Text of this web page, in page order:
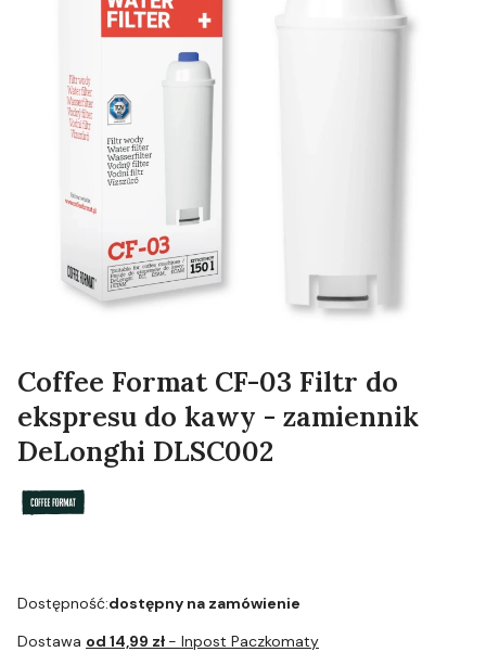
Coffee Format CF-03 Filtr do
ekspresu do kawy - zamiennik
DeLonghi DLSC002
Dostępność:dostępny na zamówienie
Dostawa od 14,99 zł - Inpost Paczkomaty